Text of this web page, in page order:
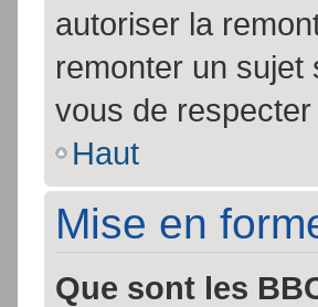
autoriser la
remonter un sujet
vous de
Haut
Mise en
Que sont les